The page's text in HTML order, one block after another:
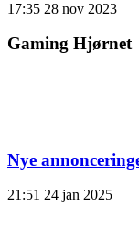
17:35 28 nov 2023
Gaming Hjørnet
Nye
21:51 24 jan 2025